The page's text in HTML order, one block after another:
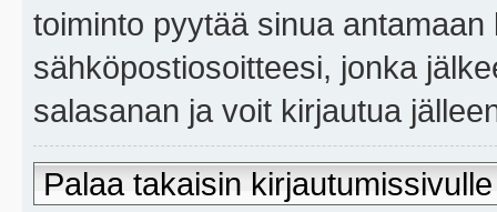
toiminto pyytää sinua
sähköpostiosoitteesi, jonka
salasanan ja voit kirjautua
Palaa takaisin kirjautumissivulle